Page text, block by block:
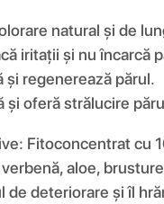
natural și de
iritații și nu încarcă
și regenerează părul.
și oferă strălucire
Fitoconcentrat cu
aloe,
de deteriorare și îl